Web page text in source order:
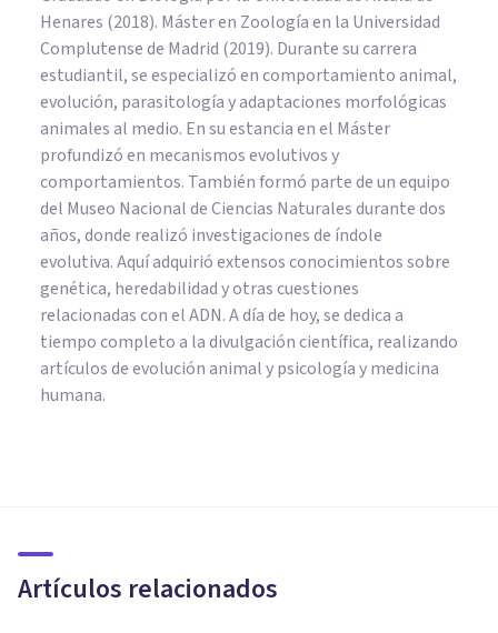
Henares (2018). Máster en Zoología en la Universidad
Complutense de Madrid (2019). Durante su carrera
estudiantil, se especializó en comportamiento animal,
evolución, parasitología y adaptaciones morfológicas
animales al medio. En su estancia en el Máster
profundizó en mecanismos evolutivos y
comportamientos. También formó parte de un equipo
del Museo Nacional de Ciencias Naturales durante dos
años, donde realizó investigaciones de índole
evolutiva. Aquí adquirió extensos conocimientos sobre
genética, heredabilidad y otras cuestiones
relacionadas con el ADN. A día de hoy, se dedica a
tiempo completo a la divulgación científica, realizando
artículos de evolución animal y psicología y medicina
humana.
Artículos relacionados
padre de la genética moderna